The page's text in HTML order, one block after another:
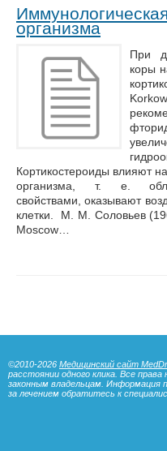
организма
При
коры
Кортикостероиды влияют
организма, т. е.
свойствами, оказывают
клетки. М. М. Соловьев
Moscow…
©2010-2026 Медицинский сайт
расстоянии одного клика. Все
законным владельцам. Информация
за лечением обратитесь к